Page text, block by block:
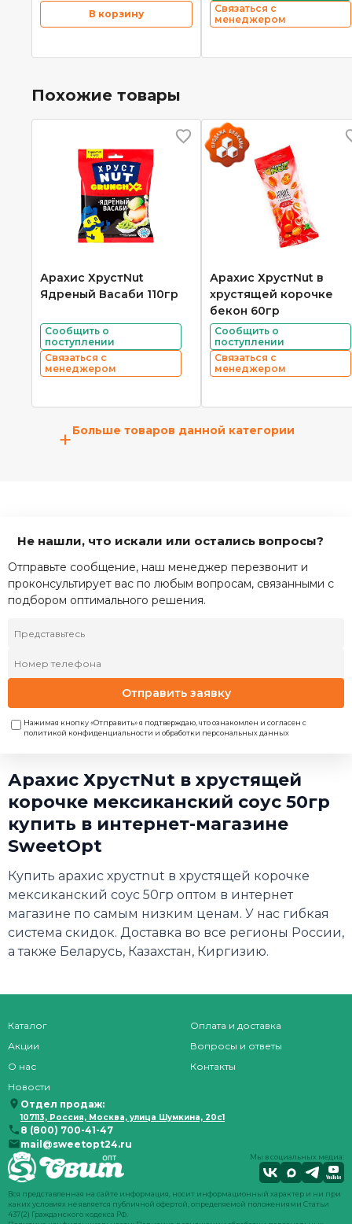
В корзину
Связаться с
менеджером
Похожие товары
Арахис ХрустNut
Ядреный Васаби 110гр
Сообщить о
поступлении
Связаться с
менеджером
Арахис ХрустNut в
хрустящей корочке
бекон 60гр
Сообщить о
поступлении
Связаться с
менеджером
+Больше товаров данной категории
Не нашли, что искали или остались вопросы?
Отправьте сообщение, наш менеджер перезвонит и
проконсультирует вас по любым вопросам, связанными с
подбором оптимального решения.
Отправить заявку
Нажимая кнопку «Отправить» я подтверждаю, что ознакомлен и согласен с
политикой конфиденциальности и обработки персональных данных
Арахис ХрустNut в хрустящей
корочке мексиканский соус 50гр
купить в интернет-магазине
SweetOpt
Купить арахис хрустnut в хрустящей корочке
мексиканский соус 50гр оптом в интернет
магазине по самым низким ценам. У нас гибкая
система скидок. Доставка во все регионы России,
а также Беларусь, Казахстан, Киргизию.
Каталог
Акции
О нас
Новости
Оплата и доставка
Вопросы и ответы
Контакты
Отдел продаж:
107113, Россия, Москва, улица Шумкина, 20с1
8 (800) 700-41-47
mail@sweetopt24.ru
Мы в социальных медиа:
Вся представленная на сайте информация, носит информационный характер и ни при
каких условиях не является публичной офертой, определяемой положениями Статьи
437(2) Гражданского кодекса РФ.